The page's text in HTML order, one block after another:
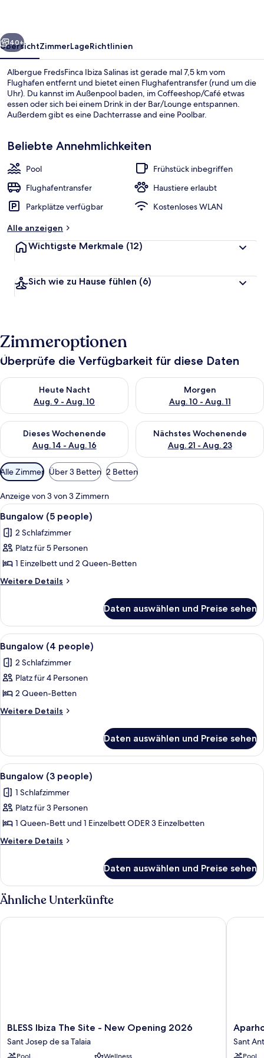
Ansicht von oben
Weiter
40+
ÜbersichtZimmerLageRichtlinien
Albergue FredsFinca Ibiza Salinas ist gerade mal 7,5 km vom
Flughafen entfernt und bietet einen Flughafentransfer (rund um die
Uhr). Du kannst im Außenpool baden, im Coffeeshop/Café etwas
essen oder sich bei einem Drink in der Bar/Lounge entspannen.
Außerdem gibt es eine Dachterrasse and eine Poolbar.
Beliebte Annehmlichkeiten
Pool
Frühstück inbegriffen
Flughafentransfer
Haustiere erlaubt
Parkplätze verfügbar
Kostenloses WLAN
Alle anzeigen
Wichtigste Merkmale (12)
Sich wie zu Hause fühlen (6)
Zimmeroptionen
Überprüfe die Verfügbarkeit für diese Daten
Heute Nacht
Aug. 9 - Aug. 10
Überprüfe die Verfügbarkeit für heute Nacht, Aug. 9 - Aug.
Morgen
Aug. 10 - Aug. 11
Überprüfe die Verfügbarkeit
Dieses Wochenende
Aug. 14 - Aug. 16
Überprüfe die Verfügbarkeit für dieses Wochenende, Aug. 14
Nächstes Wochenende
Aug. 21 - Aug. 23
Überprüfe die Verfügbarkeit
Verfügbare
Filter
für
Zimmer
Alle Zimmer Über 3 Betten 2 Betten
Anzeige von 3 von 3 Zimmern
Alle
Fotos
für
Bungalow
(5
people)
Bungalow (5 people) | Zimmersafe,
4
Bungalow (5 people)
2 Schlafzimmer
Platz für 5 Personen
1 Einzelbett und 2 Queen-Betten
Weitere Details
Weitere
(5
people)
Daten auswählen und Preise sehen
Alle
Fotos
für
Bungalow
(4
people)
Bungalow (4 people) | Zimmersafe,
4
Bungalow (4 people)
2 Schlafzimmer
Platz für 4 Personen
2 Queen-Betten
Weitere Details
Weitere
(4
people)
Daten auswählen und Preise sehen
Alle
Fotos
für
Bungalow
(3
people)
Bungalow (3 people) | Zimmersafe,
16
Bungalow (3 people)
1 Schlafzimmer
Platz für 3 Personen
1 Queen-Bett und 1 Einzelbett ODER 3 Einzelbetten
Weitere Details
Weitere
(3
people)
Daten auswählen und Preise sehen
Ähnliche Unterkünfte
BLESS
Ibiza
The
BLESS Ibiza The Site - New Opening 2026
Sant Josep de sa Talaia
Pool Wellness
BLESS Ibiza The Site - New Opening 2026
Vibra
Central
Sant
Pool